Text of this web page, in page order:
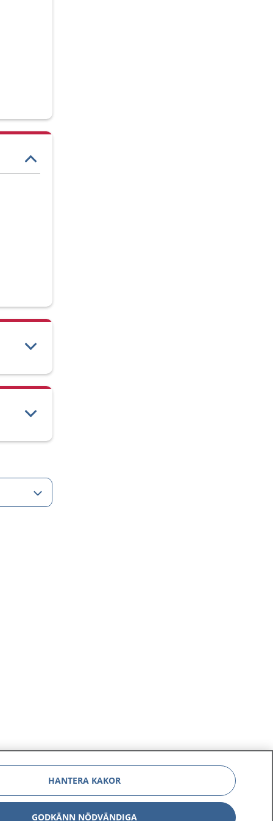
HANTERA KAKOR
GODKÄNN NÖDVÄNDIGA